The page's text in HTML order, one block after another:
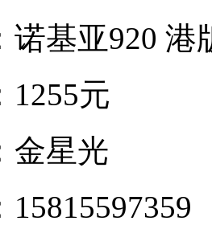
诺基亚920 港
1255元
金星光